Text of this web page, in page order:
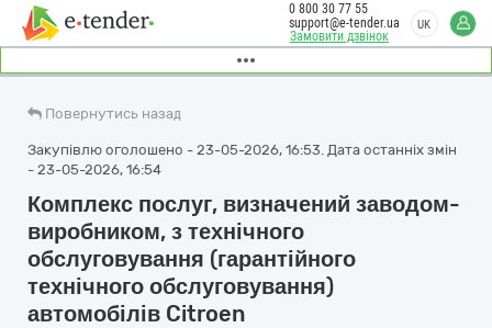
Замовити дзвінок
0 800 30 77 55
support@e-tender.ua
UK
Повернутись назад
Закупівлю оголошено - 23-05-2026, 16:53. Дата останніх змін
- 23-05-2026, 16:54
Комплекс послуг, визначений заводом-
виробником, з технічного
обслуговування (гарантійного
технічного обслуговування)
автомобілів Citroen